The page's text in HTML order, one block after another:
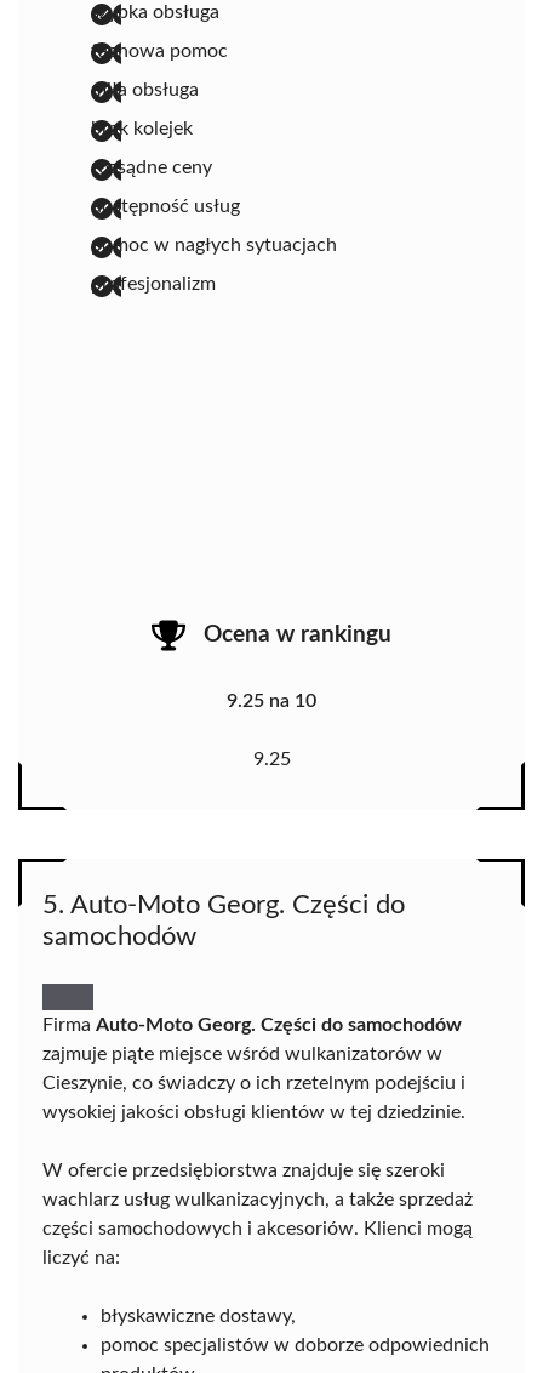
szybka obsługa
fachowa pomoc
miła obsługa
brak kolejek
rozsądne ceny
dostępność usług
pomoc w nagłych sytuacjach
profesjonalizm
Ocena w rankingu
9.25 na 10
9.25
5. Auto-Moto Georg. Części do
samochodów
Firma Auto-Moto Georg. Części do samochodów
zajmuje piąte miejsce wśród wulkanizatorów w
Cieszynie, co świadczy o ich rzetelnym podejściu i
wysokiej jakości obsługi klientów w tej dziedzinie.
W ofercie przedsiębiorstwa znajduje się szeroki
wachlarz usług wulkanizacyjnych, a także sprzedaż
części samochodowych i akcesoriów. Klienci mogą
liczyć na:
błyskawiczne dostawy,
pomoc specjalistów w doborze odpowiednich